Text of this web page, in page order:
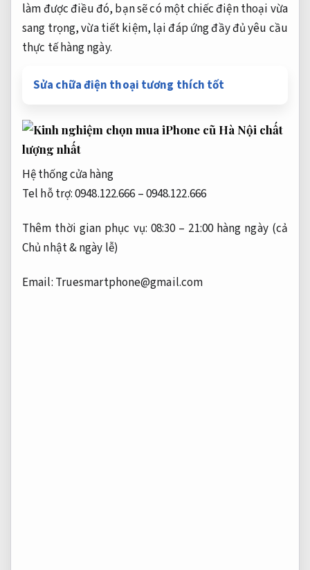
làm được điều đó, bạn sẽ có một chiếc điện thoại vừa
sang trọng, vừa tiết kiệm, lại đáp ứng đầy đủ yêu cầu
thực tế hàng ngày.
Sửa chữa điện thoại tương thích tốt
Hệ thống cửa hàng
Tel hỗ trợ: 0948.122.666 – 0948.122.666
Thêm thời gian phục vụ: 08:30 – 21:00 hàng ngày (cả
Chủ nhật & ngày lễ)
Email: Truesmartphone@gmail.com